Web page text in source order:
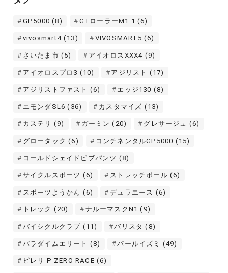
ブ
GP5000 (8) GTローラーM1.1 (6)
vivosmart4(13) VIVOSMART5 (6)
さいたま市 (5) アイオロスXXX4 (9)
アイオロスプロ3 (10) アジリスト (17)
アジリストファスト (6) エッジ130 (8)
エモンダSL6 (36) カスタマイズ (13)
カステリ (9) ガーミン (20) グレサージュ (6)
グロータック (6) コンチネンタルGP5000 (15)
コールドシェイドビブパンツ (8)
サイクルスポーツ (6) ストレッチポール (6)
スポーツようかん (6) デュラエース (6)
トレック (20) ナルーマスクN1 (9)
バイシクルクラブ (11) バリスタ (8)
パラダイムエリート (8) パールイズミ (49)
ピレリ P ZERO RACE (6)